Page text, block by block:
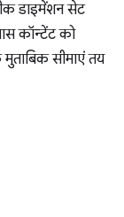
डाइमेंशन सेट
कॉन्टेंट को
सीमाएं तय